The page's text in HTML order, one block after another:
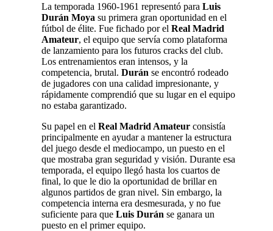
La temporada 1960-1961 representó para Luis
Durán Moya su primera gran oportunidad en el
fútbol de élite. Fue fichado por el Real Madrid
Amateur, el equipo que servía como plataforma
de lanzamiento para los futuros cracks del club.
Los entrenamientos eran intensos, y la
competencia, brutal. Durán se encontró rodeado
de jugadores con una calidad impresionante, y
rápidamente comprendió que su lugar en el equipo
no estaba garantizado.
Su papel en el Real Madrid Amateur consistía
principalmente en ayudar a mantener la estructura
del juego desde el mediocampo, un puesto en el
que mostraba gran seguridad y visión. Durante esa
temporada, el equipo llegó hasta los cuartos de
final, lo que le dio la oportunidad de brillar en
algunos partidos de gran nivel. Sin embargo, la
competencia interna era desmesurada, y no fue
suficiente para que Luis Durán se ganara un
puesto en el primer equipo.